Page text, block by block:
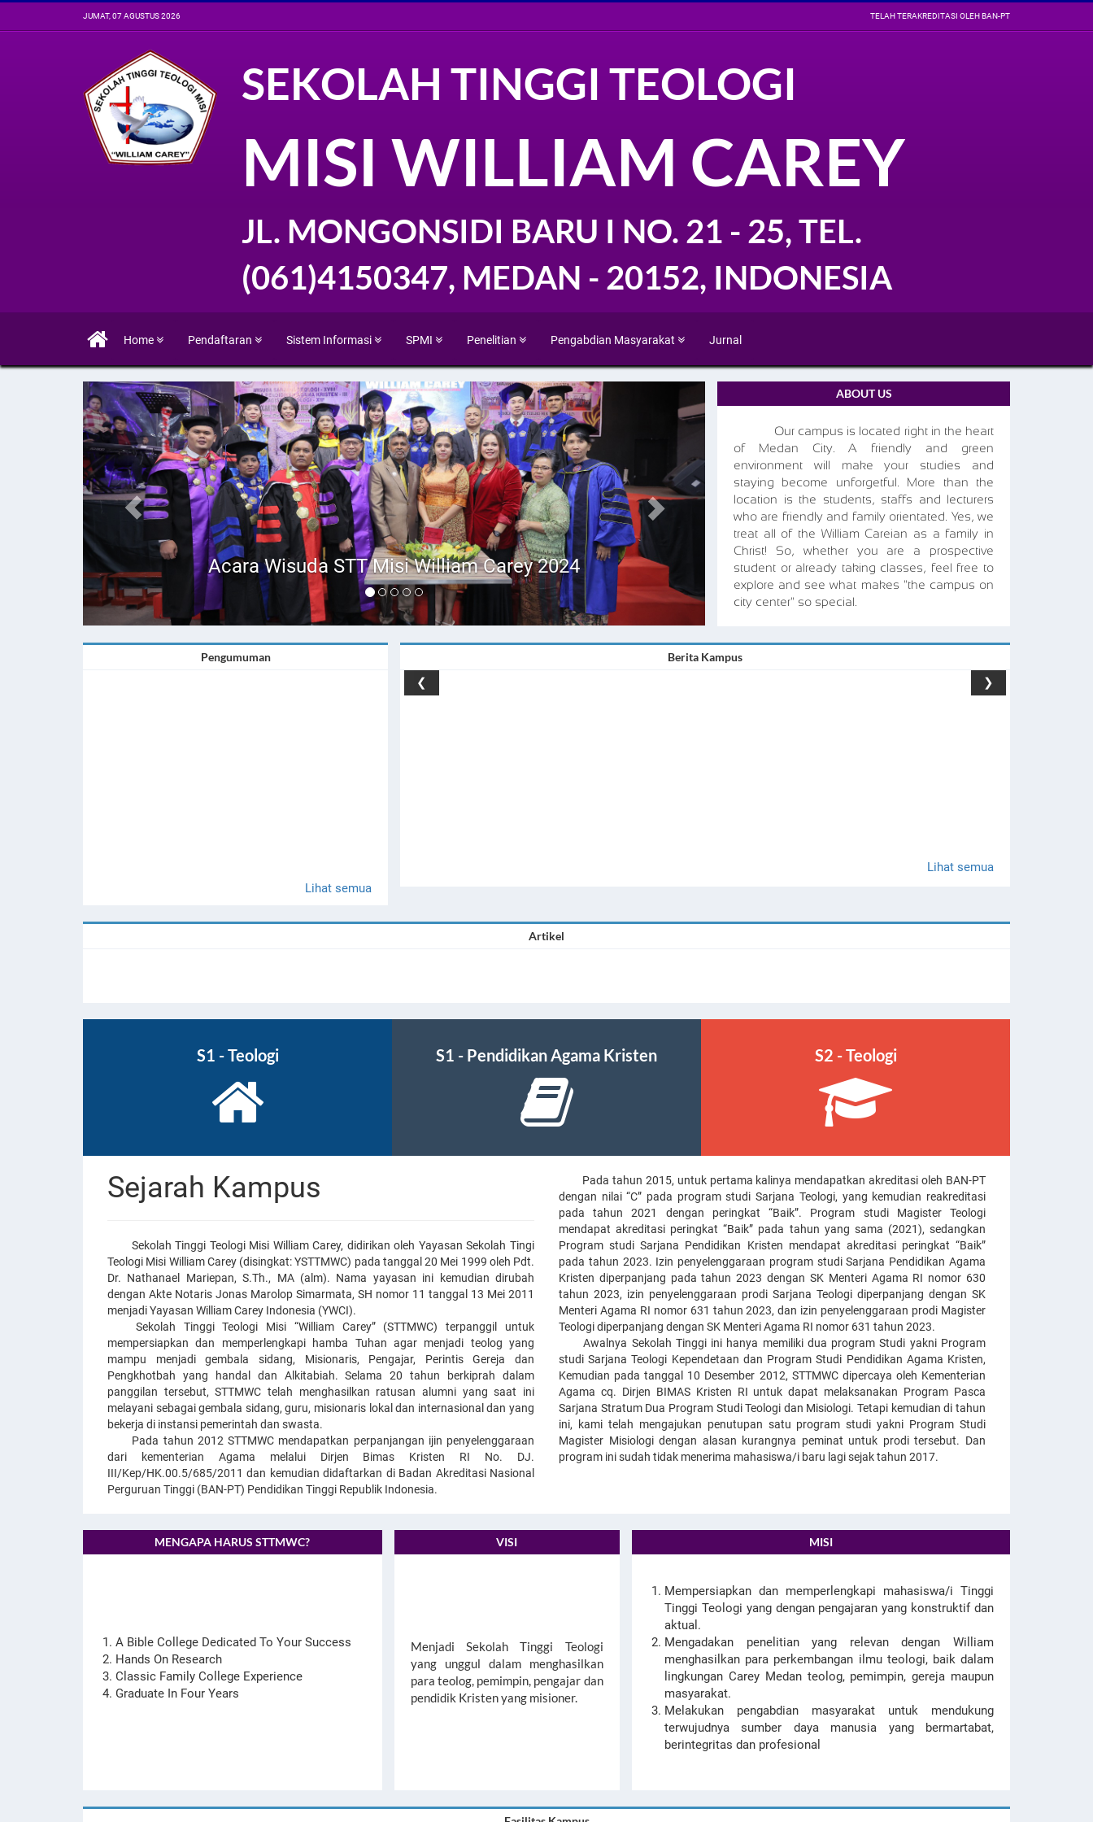
JUMAT, 07 AGUSTUS 2026 TELAH TERAKREDITASI OLEH BAN-PT
SEKOLAH TINGGI TEOLOGI
MISI WILLIAM CAREY
JL. MONGONSIDI BARU I NO. 21 - 25, TEL.
(061)4150347, MEDAN - 20152, INDONESIA
Home Pendaftaran Sistem Informasi SPMI Penelitian Pengabdian Masyarakat Jurnal
Acara Wisuda STT Misi William Carey 2024 Acara Wisuda STT Misi
Previous ABOUT US
Our campus is located right in the heart
of Medan City. A friendly and green
environment will make your studies and
staying become unforgetful. More than the
location is the students, staffs and lecturers
who are friendly and family orientated. Yes, we
treat all of the William Careian as a family in
Christ! So, whether you are a prospective
student or already taking classes, feel free to
explore and see what makes "the campus on
city center" so special.
Pengumuman
Lihat semua
Berita Kampus
❮ ❯
Lihat semua
Artikel
S1 - Teologi S1 - Pendidikan Agama Kristen S2 - Teologi
Sejarah Kampus
Sekolah Tinggi Teologi Misi William Carey, didirikan oleh Yayasan Sekolah Tingi
Teologi Misi William Carey (disingkat: YSTTMWC) pada tanggal 20 Mei 1999 oleh Pdt.
Dr. Nathanael Mariepan, S.Th., MA (alm). Nama yayasan ini kemudian dirubah
dengan Akte Notaris Jonas Marolop Simarmata, SH nomor 11 tanggal 13 Mei 2011
menjadi Yayasan William Carey Indonesia (YWCI).
Sekolah Tinggi Teologi Misi “William Carey” (STTMWC) terpanggil untuk
mempersiapkan dan memperlengkapi hamba Tuhan agar menjadi teolog yang
mampu menjadi gembala sidang, Misionaris, Pengajar, Perintis Gereja dan
Pengkhotbah yang handal dan Alkitabiah. Selama 20 tahun berkiprah dalam
panggilan tersebut, STTMWC telah menghasilkan ratusan alumni yang saat ini
melayani sebagai gembala sidang, guru, misionaris lokal dan internasional dan yang
bekerja di instansi pemerintah dan swasta.
Pada tahun 2012 STTMWC mendapatkan perpanjangan ijin penyelenggaraan
dari kementerian Agama melalui Dirjen Bimas Kristen RI No. DJ.
III/Kep/HK.00.5/685/2011 dan kemudian didaftarkan di Badan Akreditasi Nasional
Perguruan Tinggi (BAN-PT) Pendidikan Tinggi Republik Indonesia.
Pada tahun 2015, untuk pertama kalinya mendapatkan akreditasi oleh BAN-PT
dengan nilai “C” pada program studi Sarjana Teologi, yang kemudian reakreditasi
pada tahun 2021 dengan peringkat “Baik”. Program studi Magister Teologi
mendapat akreditasi peringkat “Baik” pada tahun yang sama (2021), sedangkan
Program studi Sarjana Pendidikan Kristen mendapat akreditasi peringkat “Baik”
pada tahun 2023. Izin penyelenggaraan program studi Sarjana Pendidikan Agama
Kristen diperpanjang pada tahun 2023 dengan SK Menteri Agama RI nomor 630
tahun 2023, izin penyelenggaraan prodi Sarjana Teologi diperpanjang dengan SK
Menteri Agama RI nomor 631 tahun 2023, dan izin penyelenggaraan prodi Magister
Teologi diperpanjang dengan SK Menteri Agama RI nomor 631 tahun 2023.
Awalnya Sekolah Tinggi ini hanya memiliki dua program Studi yakni Program
studi Sarjana Teologi Kependetaan dan Program Studi Pendidikan Agama Kristen,
Kemudian pada tanggal 10 Desember 2012, STTMWC dipercaya oleh Kementerian
Agama cq. Dirjen BIMAS Kristen RI untuk dapat melaksanakan Program Pasca
Sarjana Stratum Dua Program Studi Teologi dan Misiologi. Tetapi kemudian di tahun
ini, kami telah mengajukan penutupan satu program studi yakni Program Studi
Magister Misiologi dengan alasan kurangnya peminat untuk prodi tersebut. Dan
program ini sudah tidak menerima mahasiswa/i baru lagi sejak tahun 2017.
MENGAPA HARUS STTMWC?
A Bible College Dedicated To Your Success
Hands On Research
Classic Family College Experience
Graduate In Four Years
VISI
Menjadi Sekolah Tinggi Teologi
yang unggul dalam menghasilkan
para teolog, pemimpin, pengajar dan
pendidik Kristen yang misioner.
MISI
Mempersiapkan dan memperlengkapi mahasiswa/i Tinggi
Tinggi Teologi yang dengan pengajaran yang konstruktif dan
aktual.
Mengadakan penelitian yang relevan dengan William
menghasilkan para perkembangan ilmu teologi, baik dalam
lingkungan Carey Medan teolog, pemimpin, gereja maupun
masyarakat.
Melakukan pengabdian masyarakat untuk mendukung
terwujudnya sumber daya manusia yang bermartabat,
berintegritas dan profesional